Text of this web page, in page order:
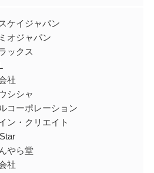
ケイジャパン
オジャパン
ックス
社
シシャ
コーポレーション
ン・クリエイト
やら堂
社